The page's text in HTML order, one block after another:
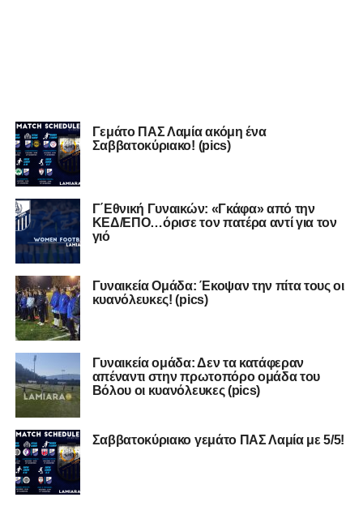
Γεμάτο ΠΑΣ Λαμία ακόμη ένα
Σαββατοκύριακο! (pics)
Γ΄Εθνική Γυναικών: «Γκάφα» από την
ΚΕΔ/ΕΠΟ…όρισε τον πατέρα αντί για τον
γιό
Γυναικεία Ομάδα: Έκοψαν την πίτα τους οι
κυανόλευκες! (pics)
Γυναικεία ομάδα: Δεν τα κατάφεραν
απέναντι στην πρωτοπόρο ομάδα του
Βόλου οι κυανόλευκες (pics)
Σαββατοκύριακο γεμάτο ΠΑΣ Λαμία με 5/5!